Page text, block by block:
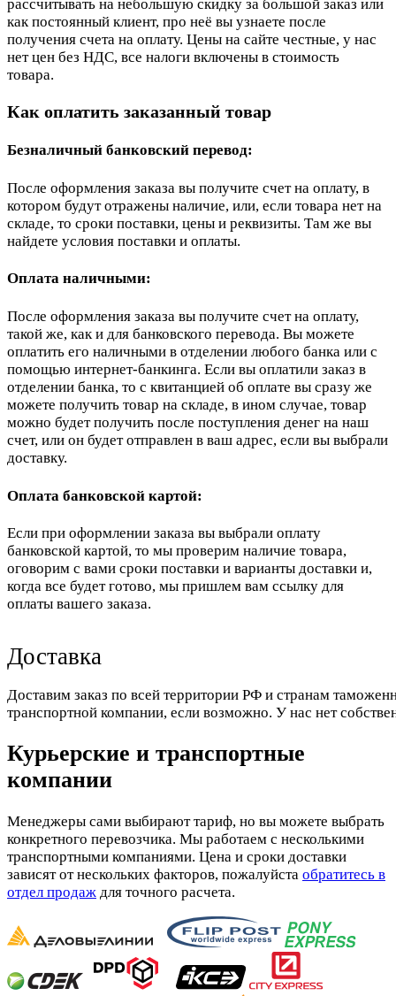
рассчитывать на небольшую скидку за большой заказ или
как постоянный клиент, про неё вы узнаете после
получения счета на оплату. Цены на сайте честные, у нас
нет цен без НДС, все налоги включены в стоимость
товара.
Как оплатить заказанный товар
Безналичный банковский перевод:
После оформления заказа вы получите счет на оплату, в
котором будут отражены наличие, или, если товара нет на
складе, то сроки поставки, цены и реквизиты. Там же вы
найдете условия поставки и оплаты.
Оплата наличными:
После оформления заказа вы получите счет на оплату,
такой же, как и для банковского перевода. Вы можете
оплатить его наличными в отделении любого банка или с
помощью интернет-банкинга. Если вы оплатили заказ в
отделении банка, то с квитанцией об оплате вы сразу же
можете получить товар на складе, в ином случае, товар
можно будет получить после поступления денег на наш
счет, или он будет отправлен в ваш адрес, если вы выбрали
доставку.
Оплата банковской картой:
Если при оформлении заказа вы выбрали оплату
банковской картой, то мы проверим наличие товара,
оговорим с вами сроки поставки и варианты доставки и,
когда все будет готово, мы пришлем вам ссылку для
оплаты вашего заказа.
Доставка
Доставим заказ по всей территории РФ и странам
транспортной компании, если возможно. У нас нет
Курьерские и транспортные
компании
Менеджеры сами выбирают тариф, но вы можете выбрать
конкретного перевозчика. Мы работаем с несколькими
транспортными компаниями. Цена и сроки доставки
зависят от нескольких факторов, пожалуйста обратитесь в
отдел продаж для точного расчета.